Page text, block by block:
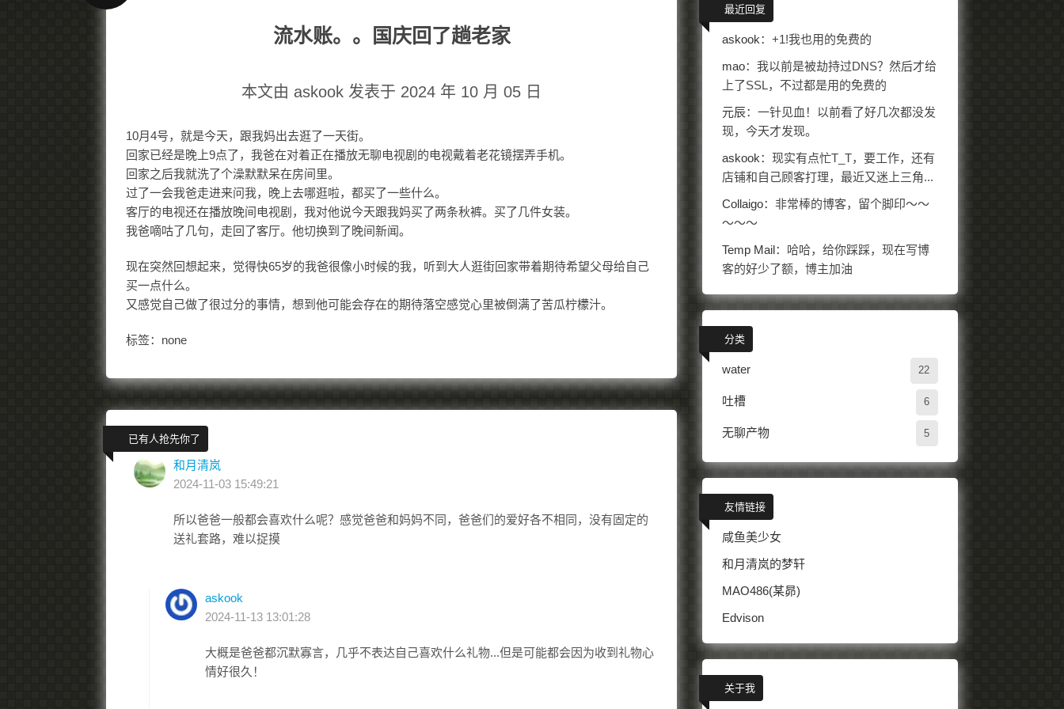
流水账。。国庆回了趟老家
本文由 askook 发表于 2024 年 10 月 05 日
10月4号，就是今天，跟我妈出去逛了一天街。
回家已经是晚上9点了，我爸在对着正在播放无聊电视剧的电视戴着老花镜摆弄手机。
回家之后我就洗了个澡默默呆在房间里。
过了一会我爸走进来问我，晚上去哪逛啦，都买了一些什么。
客厅的电视还在播放晚间电视剧，我对他说今天跟我妈买了两条秋裤。买了几件女装。
我爸嘀咕了几句，走回了客厅。他切换到了晚间新闻。
现在突然回想起来，觉得快65岁的我爸很像小时候的我，听到大人逛街回家带着期待希望父母给自己
买一点什么。
又感觉自己做了很过分的事情，想到他可能会存在的期待落空感觉心里被倒满了苦瓜柠檬汁。
标签：none
已有人抢先你了
和月清岚
2024-11-03 15:49:21
所以爸爸一般都会喜欢什么呢？感觉爸爸和妈妈不同，爸爸们的爱好各不相同，没有固定的
送礼套路，难以捉摸
askook
2024-11-13 13:01:28
大概是爸爸都沉默寡言，几乎不表达自己喜欢什么礼物...但是可能都会因为收到礼物心
情好很久！
最近回复
askook：+1!我也用的免费的
mao：我以前是被劫持过DNS？然后才给
上了SSL，不过都是用的免费的
元辰：一针见血！以前看了好几次都没发
现，今天才发现。
askook：现实有点忙T_T，要工作，还有
店铺和自己顾客打理，最近又迷上三角...
Collaigo：非常棒的博客，留个脚印～～
～～～
Temp Mail：哈哈，给你踩踩，现在写博
客的好少了额，博主加油
分类
water 22
吐槽 6
无聊产物 5
友情链接
咸鱼美少女
和月清岚的梦轩
MAO486(某昴)
Edvison
关于我